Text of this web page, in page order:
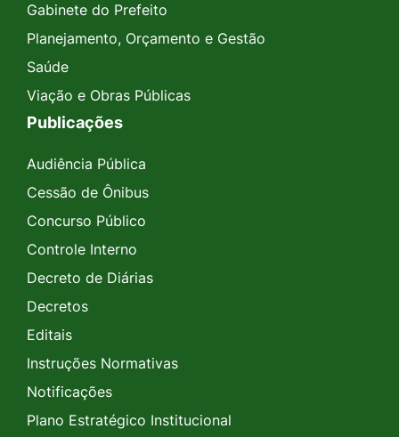
Gabinete do Prefeito
Planejamento, Orçamento e Gestão
Saúde
Viação e Obras Públicas
Publicações
Audiência Pública
Cessão de Ônibus
Concurso Público
Controle Interno
Decreto de Diárias
Decretos
Editais
Instruções Normativas
Notificações
Plano Estratégico Institucional